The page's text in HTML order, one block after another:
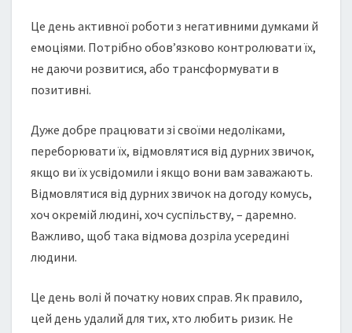
Це день активної роботи з негативними думками й
емоціями. Потрібно обов’язково контролювати їх,
не даючи розвитися, або трансформувати в
позитивні.
Дуже добре працювати зі своїми недоліками,
переборювати їх, відмовлятися від дурних звичок,
якщо ви їх усвідомили і якщо вони вам заважають.
Відмовлятися від дурних звичок на догоду комусь,
хоч окремій людині, хоч суспільству, – даремно.
Важливо, щоб така відмова дозріла усередині
людини.
Це день волі й початку нових справ. Як правило,
цей день удалий для тих, хто любить ризик. Не